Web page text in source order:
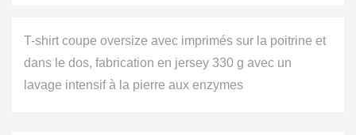
T-shirt coupe oversize avec imprimés sur la poitrine et
dans le dos, fabrication en jersey 330 g avec un
lavage intensif à la pierre aux enzymes